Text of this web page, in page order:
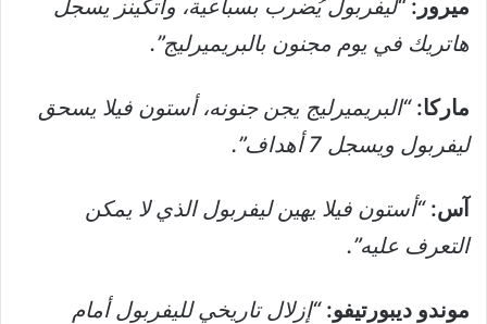
ميرور: “ليفربول يُضرب بسباعية، واتكينز يسجل
هاتريك في يوم مجنون بالبريميرليج”.
ماركا: “البريميرليج يجن جنونه، أستون فيلا يسحق
ليفربول ويسجل 7 أهداف”.
آس: “أستون فيلا يهين ليفربول الذي لا يمكن
التعرف عليه”.
موندو ديبورتيفو: “إزلال تاريخي لليفربول أمام